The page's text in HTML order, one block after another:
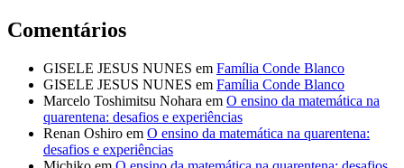
Comentários
GISELE JESUS NUNES em Família Conde Blanco
GISELE JESUS NUNES em Família Conde Blanco
Marcelo Toshimitsu Nohara em O ensino da matemática na
quarentena: desafios e experiências
Renan Oshiro em O ensino da matemática na quarentena:
desafios e experiências